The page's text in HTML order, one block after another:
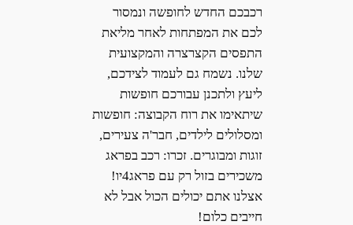
רכבכם החדש לחופשה ונמסור
לכם את המפתחות לאחר מליאת
התפסים הקצרצרה והמקצועית
שלנו. נשמח גם לעמוד לצידכם,
ליעץ ולתכנן עבורכם חופשות
שיתאימו את רוח הקבוצה: חופשות
ומסלולים לילדים, חבר'ה צעירים,
זוגות ומבוגרים. זכרו: רכב בפראג
משכירים בזול רק עם פראג4יו!
אצלנו אתם יכולים הכול אבל לא
חייבים כלום!